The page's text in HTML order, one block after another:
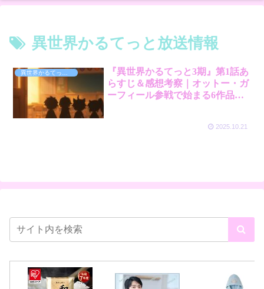
異世界かるてっと放送情報
異世界かるてっと３
『異世界かるてっと3期』第1話あ
らすじ＆感想考察｜オットー・ガ
ーフィール参戦で始まる6作品ク
2025.10.21